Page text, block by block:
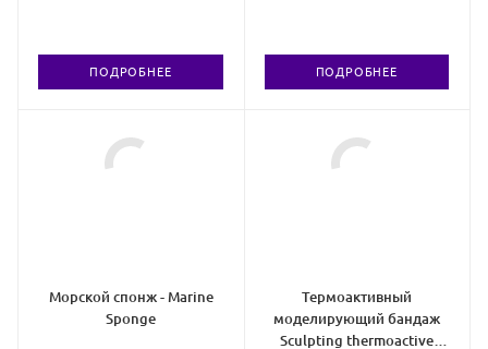
ПОДРОБНЕЕ ПОДРОБНЕЕ
Морской спонж - Marine
Sponge
Термоактивный
моделирующий бандаж
Sculpting thermoactive